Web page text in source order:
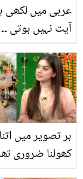
عربی میں لکھی
آیت نہیں ہوتی
کو منہ توڑ
ہر تصویر میں
کھولنا ضروری